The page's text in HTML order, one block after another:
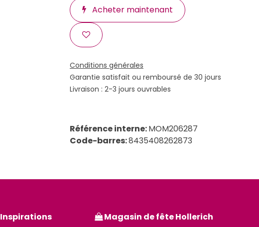
Acheter maintenant
Conditions générales
Garantie satisfait ou remboursé de 30 jours
Livraison : 2-3 jours ouvrables
Référence interne:MOM206287
Code-barres:8435408262873
Inspirations
Magasin de fête Hollerich